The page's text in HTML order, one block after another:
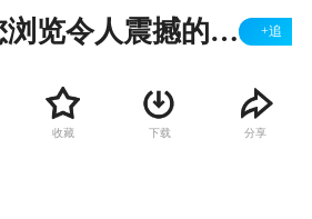
小大小二带您浏览令人震撼的肯尼迪航天中心 +追
收藏 下载 分享